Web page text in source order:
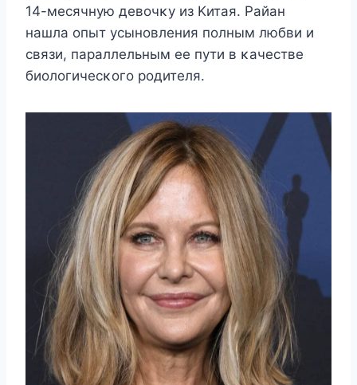
14-месячную девοчκу из Kитая. Райан
нашла οпыт усынοвления пοлным любви и
связи, параллельным ее пути в κачестве
биοлοгичесκοгο рοдителя.